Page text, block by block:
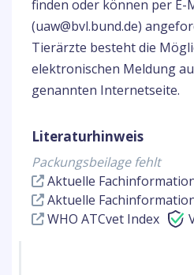
finden oder können per E-
(uaw@bvl.bund.de)
Tierärzte besteht die
elektronischen Meldung
genannten Internetseite.
Literaturhinweis
Packungsbeilage fehlt
Aktuelle
Aktuelle
WHO ATCvet Index